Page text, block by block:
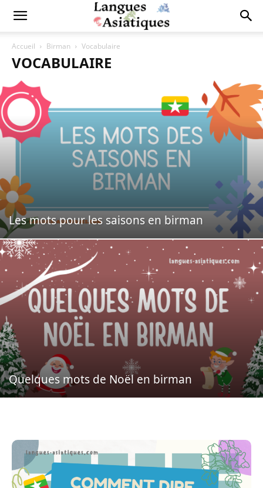
Accueil Birman Vocabulaire
VOCABULAIRE
Les mots pour les saisons en birman
Quelques mots de Noël en birman